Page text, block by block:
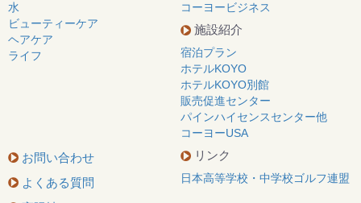
水
ビューティーケア
ヘアケア
ライフ
コーヨービジネス
施設紹介
宿泊プラン
ホテルKOYO
ホテルKOYO別館
販売促進センター
パインハイセンスセンター他
コーヨーUSA
お問い合わせ
よくある質問
リンク
日本高等学校・中学校ゴルフ連盟